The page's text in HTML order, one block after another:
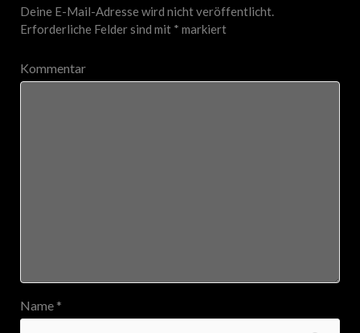
Deine E-Mail-Adresse wird nicht veröffentlicht.
Erforderliche Felder sind mit * markiert
Kommentar
Name *